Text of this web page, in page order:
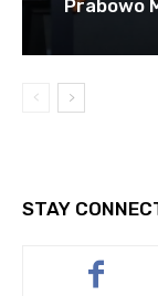
Prabowo
STAY